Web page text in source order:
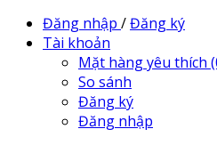
Đăng nhập /Đăng ký
Tài khoản
Mặt hàng yêu thích
So sánh
Đăng ký
Đăng nhập